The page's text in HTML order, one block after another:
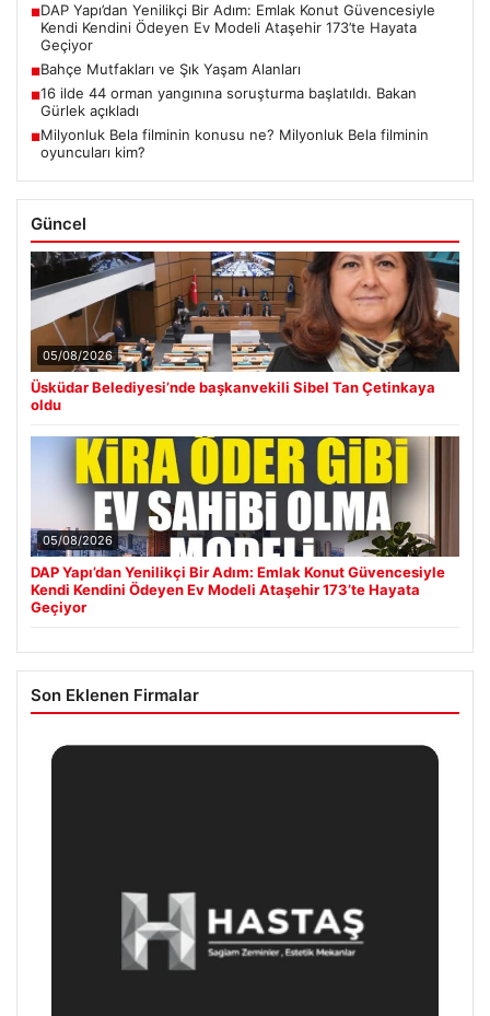
■DAP Yapı’dan Yenilikçi Bir Adım: Emlak Konut Güvencesiyle
Kendi Kendini Ödeyen Ev Modeli Ataşehir 173’te Hayata
Geçiyor
■Bahçe Mutfakları ve Şık Yaşam Alanları
■16 ilde 44 orman yangınına soruşturma başlatıldı. Bakan
Gürlek açıkladı
■Milyonluk Bela filminin konusu ne? Milyonluk Bela filminin
oyuncuları kim?
Güncel
05/08/2026
Üsküdar Belediyesi’nde başkanvekili Sibel Tan Çetinkaya
oldu
05/08/2026
DAP Yapı’dan Yenilikçi Bir Adım: Emlak Konut Güvencesiyle
Kendi Kendini Ödeyen Ev Modeli Ataşehir 173’te Hayata
Geçiyor
Son Eklenen Firmalar